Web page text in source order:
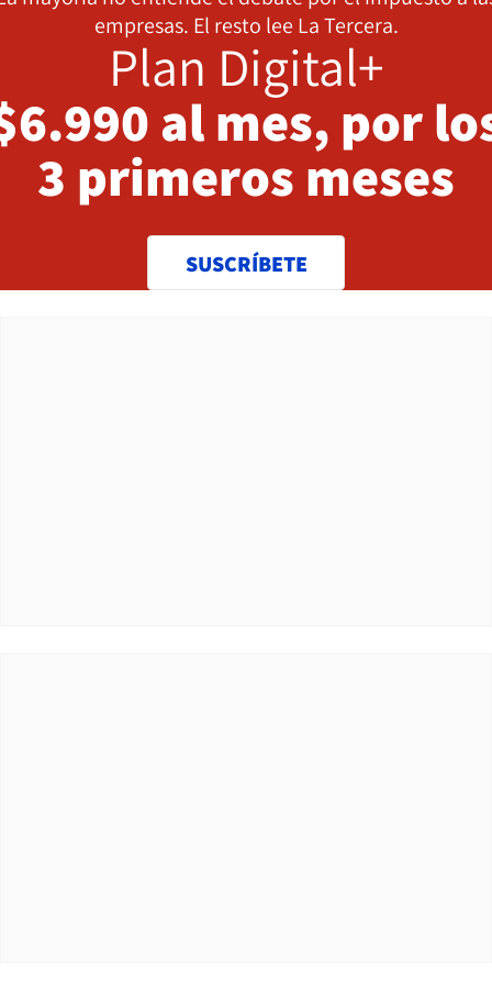
empresas. El resto lee La Tercera.
Plan Digital+
al mes, por
3 primeros meses
SUSCRÍBETE